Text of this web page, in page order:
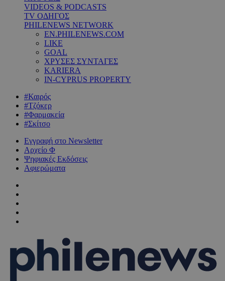
VIDEOS & PODCASTS
TV ΟΔΗΓΟΣ
PHILENEWS NETWORK
EN.PHILENEWS.COM
LIKE
GOAL
ΧΡΥΣΕΣ ΣΥΝΤΑΓΕΣ
KARIERA
IN-CYPRUS PROPERTY
#Καιρός
#Τζόκερ
#Φαρμακεία
#Σκίτσο
Εγγραφή στο Newsletter
Αρχείο Φ
Ψηφιακές Εκδόσεις
Αφιερώματα